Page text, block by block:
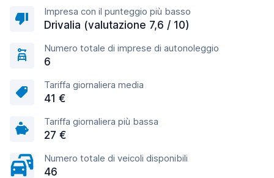
Impresa con il punteggio più basso
Drivalia (valutazione 7,6 / 10)
Numero totale di imprese di autonoleggio
6
Tariffa giornaliera media
41 €
Tariffa giornaliera più bassa
27 €
Numero totale di veicoli disponibili
46